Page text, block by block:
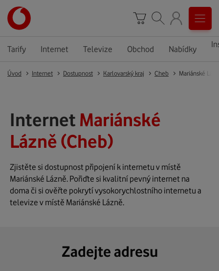
Tarify Internet Televize Obchod Nabídky
Úvod Internet Dostupnost Karlovarský kraj Cheb Mariánské
Internet Mariánské
Lázně (Cheb)
Zjistěte si dostupnost připojení k internetu v místě
Mariánské Lázně. Pořiďte si kvalitní pevný internet na
doma či si ověřte pokrytí vysokorychlostního internetu a
televize v místě Mariánské Lázně.
Zadejte adresu